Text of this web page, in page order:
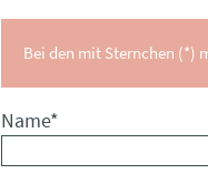
Bei den mit Sternchen (*)
Pflichtfeld
Name*